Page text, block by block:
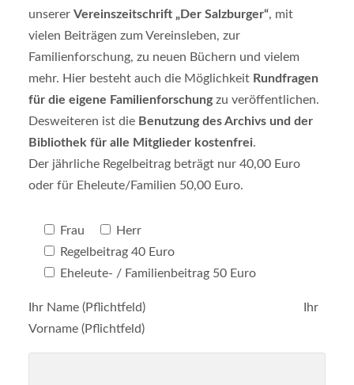
unserer Vereinszeitschrift „Der Salzburger“, mit
vielen Beiträgen zum Vereinsleben, zur
Familienforschung, zu neuen Büchern und vielem
mehr. Hier besteht auch die Möglichkeit Rundfragen
für die eigene Familienforschungzu veröffentlichen.
Desweiteren ist die Benutzung des Archivs und der
Bibliothek für alle Mitglieder kostenfrei.
Der jährliche Regelbeitrag beträgt nur 40,00 Euro
oder für Eheleute/Familien 50,00 Euro.
Frau
Herr
Regelbeitrag 40 Euro
Eheleute- / Familienbeitrag 50 Euro
Ihr Name (Pflichtfeld) Ihr
Vorname (Pflichtfeld)